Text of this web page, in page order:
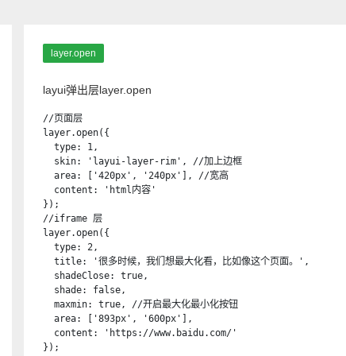
layer.open
layui弹出层layer.open
//页面层
layer.open({
  type: 1,
  skin: 'layui-layer-rim', //加上边框
  area: ['420px', '240px'], //宽高
  content: 'html内容'
});
//iframe 层
layer.open({
  type: 2,
  title: '很多时候，我们想最大化看，比如像这个页面。',
  shadeClose: true,
  shade: false,
  maxmin: true, //开启最大化最小化按钮
  area: ['893px', '600px'],
  content: 'https://www.baidu.com/'
});